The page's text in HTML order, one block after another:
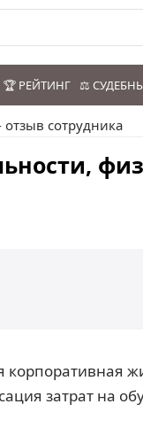
🏆 РЕЙТИНГ ⚖️
сотрудника
затрат на